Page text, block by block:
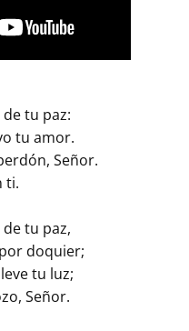
tu paz:
tu amor.
Señor.
ti.
tu paz,
doquier;
tu luz;
Señor.